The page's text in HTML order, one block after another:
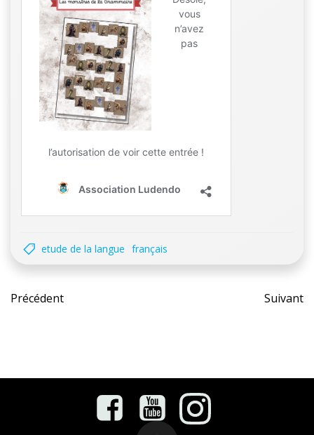
etude de la langue français
Post
Précédent Suivant